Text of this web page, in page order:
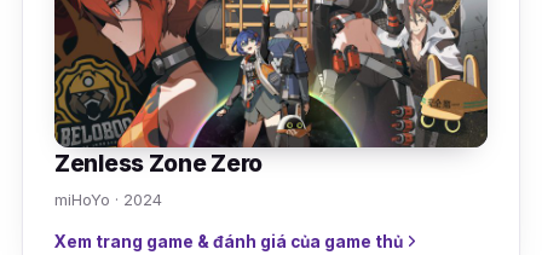
Zenless Zone Zero
miHoYo · 2024
Xem trang game & đánh giá của game thủ